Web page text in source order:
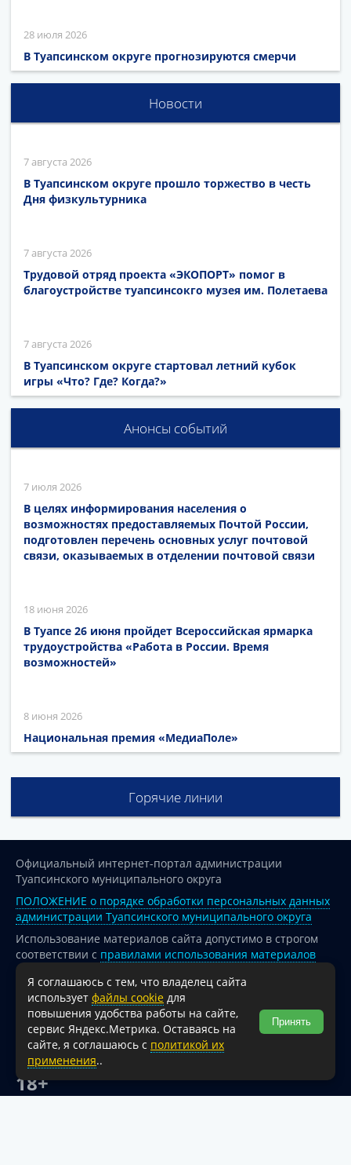
28 июля 2026
В Туапсинском округе прогнозируются смерчи
Новости
7 августа 2026
В Туапсинском округе прошло торжество в честь
Дня физкультурника
7 августа 2026
Трудовой отряд проекта «ЭКОПОРТ» помог в
благоустройстве туапсинсокго музея им. Полетаева
7 августа 2026
В Туапсинском округе стартовал летний кубок
игры «Что? Где? Когда?»
Анонсы событий
7 июля 2026
В целях информирования населения о
возможностях предоставляемых Почтой России,
подготовлен перечень основных услуг почтовой
связи, оказываемых в отделении почтовой связи
18 июня 2026
В Туапсе 26 июня пройдет Всероссийская ярмарка
трудоустройства «Работа в России. Время
возможностей»
8 июня 2026
Национальная премия «МедиаПоле»
Горячие линии
Официальный интернет-портал администрации
Туапсинского муниципального округа
ПОЛОЖЕНИЕ о порядке обработки персональных данных
администрации Туапсинского муниципального округа
Использование материалов сайта допустимо в строгом
соответствии с правилами использования материалов
опубликованных на сайте
При перепечатке и использовании информации ссылка
на источник обязательна.
Для сайтов и страниц сети Интернет обязательна
активная гиперссылка на официальный интернет-портал
администрации Туапсинского муниципального округа.
18+
Я соглашаюсь с тем, что владелец сайта
использует файлы cookie для
повышения удобства работы на сайте,
сервис Яндекс.Метрика. Оставаясь на
сайте, я соглашаюсь с политикой их
применения..
Принять